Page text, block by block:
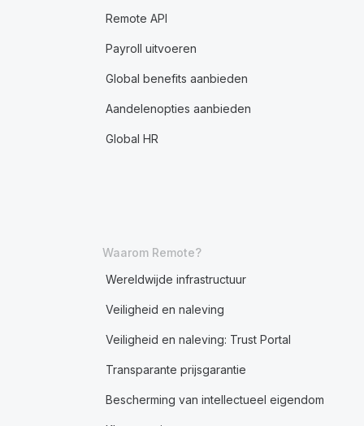
Remote API
Payroll uitvoeren
Global benefits aanbieden
Aandelenopties aanbieden
Global HR
Waarom Remote?
Wereldwijde infrastructuur
Veiligheid en naleving
Veiligheid en naleving: Trust Portal
Transparante prijsgarantie
Bescherming van intellectueel eigendom